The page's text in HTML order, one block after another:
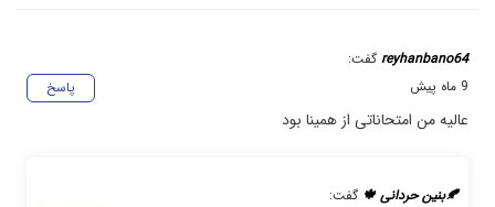
reyhanbano64 گفت:
پاسخ
9 ماه پیش
عالیه من امتحاناتی از همینا بود
🍂بنین حردانی 🍁 گفت: